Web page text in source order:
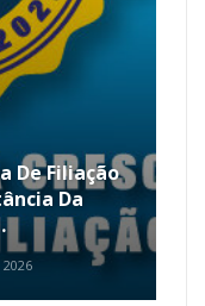
De Filiação
Da